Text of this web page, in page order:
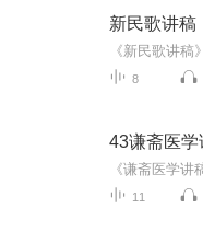
新民歌讲稿
8
43谦斋医学
11